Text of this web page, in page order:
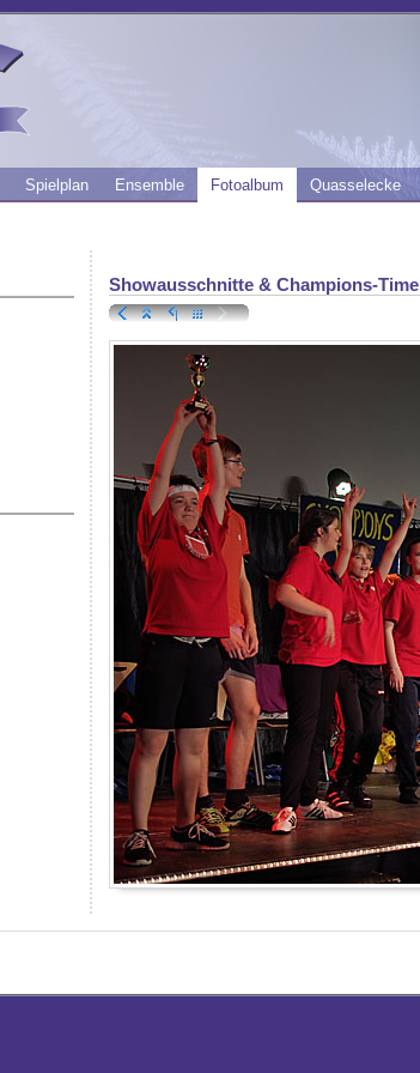
Spielplan Ensemble Fotoalbum Quasselecke
Showausschnitte & Champions-Time